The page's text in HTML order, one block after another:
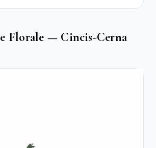
și Flori Pastelate
Florale — Cincis-Cerna